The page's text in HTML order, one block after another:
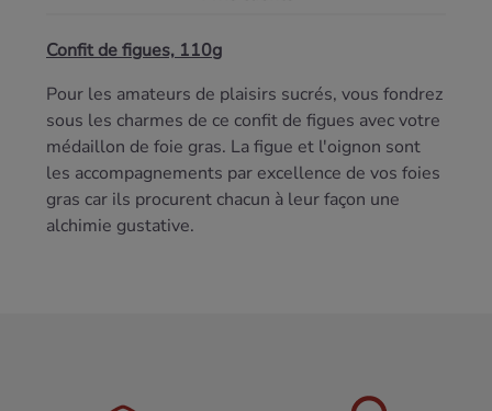
Confit de figues, 110g
Pour les amateurs de plaisirs sucrés, vous fondrez
sous les charmes de ce confit de figues avec votre
médaillon de foie gras. La figue et l'oignon sont
les accompagnements par excellence de vos foies
gras car ils procurent chacun à leur façon une
alchimie gustative.